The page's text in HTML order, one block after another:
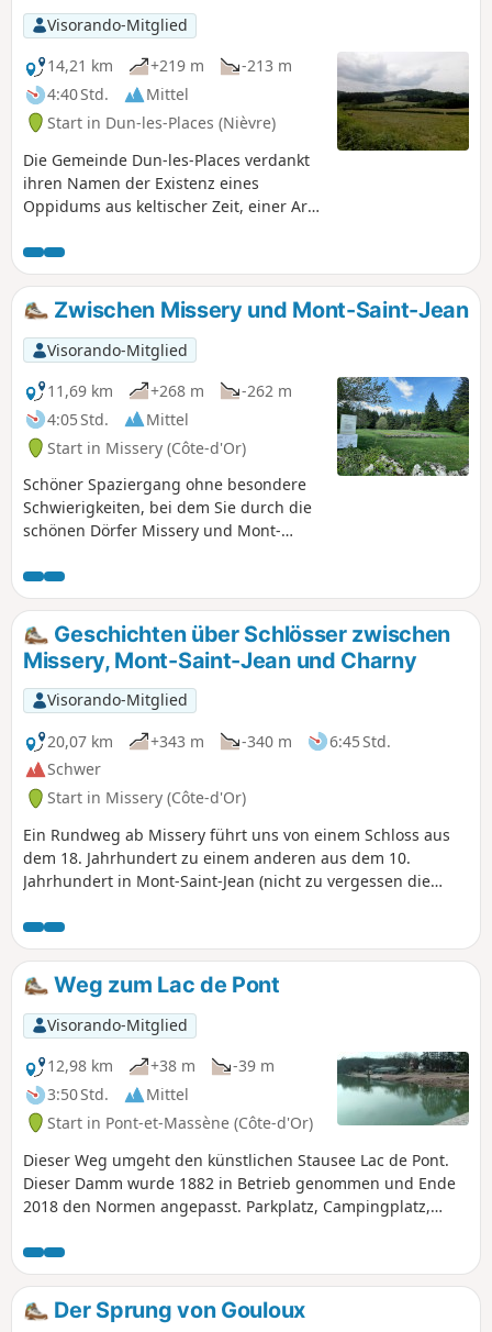
Visorando-Mitglied
14,21 km
+219 m
-213 m
4:40 Std.
Mittel
Start in Dun-les-Places (Nièvre)
Die Gemeinde Dun-les-Places verdankt
ihren Namen der Existenz eines
Oppidums aus keltischer Zeit, einer Art
Relief anschmiegt und durch zwei
Schutzlinien gesichert ist. Diese
Wanderung führt über den Standort
dieses Oppidums. Die gesamte Strecke
führt durch eine für den Morvan
typische Landschaft zwischen Wiesen,
Teichen und Laub- oder Nadelwäldern.
Zwischen Missery und Mont-Saint-Jean
Visorando-Mitglied
11,69 km
+268 m
-262 m
4:05 Std.
Mittel
Start in Missery (Côte-d'Or)
Schöner Spaziergang ohne besondere
Schwierigkeiten, bei dem Sie durch die
schönen Dörfer Missery und Mont-
seiner archäologischen Stätte erreichen
können. Das Unterholz aus Laub- und
Nadelbäumen ist angenehm und die
Aussicht auf das Auxois und den
Morvan ist herrlich. Die Wege sind
größtenteils schattig und gut gepflegt.
Diese Route, die sehr gut mit gelben
Markierungen gekennzeichnet ist, wird
auch in den Broschüren des
Fremdenverkehrsamtes von Précy-sous-
Thil beschrieben.
Geschichten über Schlösser zwischen
Missery, Mont-Saint-Jean und Charny
Visorando-Mitglied
20,07 km
+343 m -340 m
6:45 Std.
Schwer
Start in Missery (Côte-d'Or)
Ein Rundweg ab Missery führt uns von einem Schloss aus
dem 18. Jahrhundert zu einem anderen aus dem 10.
Jahrhundert in Mont-Saint-Jean (nicht zu vergessen die
archäologischen Stätte La Grange du Mont (13. Jahrhundert)
vorbei, bevor sie einen kurzen Abstecher zur Croisette oder
zumindest zu ihrem Kreuz macht, um schließlich im
charmanten Dorf Charny zu enden, wo man einen Blick auf
die Überreste seines Schlosses aus dem 13. Jahrhundert
werfen kann.
Weg zum Lac de Pont
Visorando-Mitglied
12,98 km
+38 m
-39 m
3:50 Std.
Mittel
Start in Pont-et-Massène (Côte-d'Or)
Dieser Weg umgeht den künstlichen Stausee Lac de Pont.
Dieser Damm wurde 1882 in Betrieb genommen und Ende
2018 den Normen angepasst. Parkplatz, Campingplatz,
eine Fußgängerbrücke und Treppen gelangt man zum
Deich und zum Weg am rechten Ufer. Weitere Änderungen
aufgrund der Dürre von 2018 sind in Arbeit. Am 11. Oktober
2018 wurden das Sprungbrett und der Strand abgerissen
Der Sprung von Gouloux